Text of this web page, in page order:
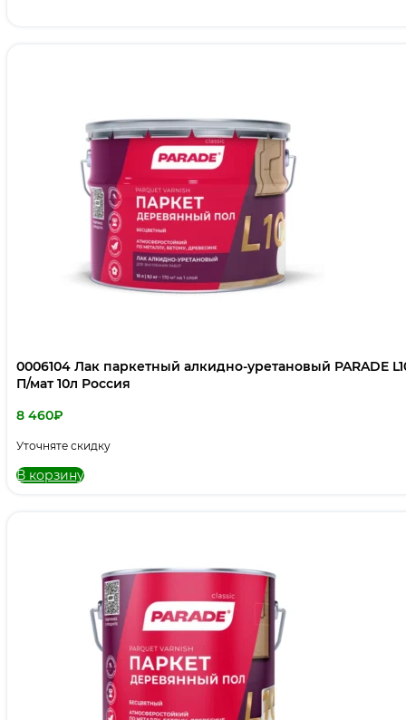
0006104 Лак паркетный алкидно-уретановый PARADE
П/мат 10л Россия
8 460₽
Уточняте скидку
В корзину